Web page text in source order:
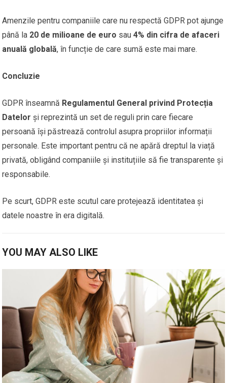
Amenzile pentru companiile care nu respectă GDPR pot ajunge
până la 20 de milioane de euro sau4% din cifra de afaceri
anuală globală, în funcție de care sumă este mai mare.
Concluzie
GDPR înseamnă Regulamentul General privind Protecția
Datelor și reprezintă un set de reguli prin care fiecare
persoană își păstrează controlul asupra propriilor informații
personale. Este important pentru că ne apără dreptul la viață
privată, obligând companiile și instituțiile să fie transparente și
responsabile.
Pe scurt, GDPR este scutul care protejează identitatea și
datele noastre în era digitală.
YOU MAY ALSO LIKE